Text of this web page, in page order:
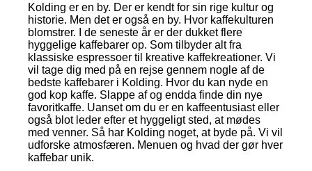
Kolding er en by. Der er kendt for sin rige kultur og
historie. Men det er også en by. Hvor kaffekulturen
blomstrer. I de seneste år er der dukket flere
hyggelige kaffebarer op. Som tilbyder alt fra
klassiske espressoer til kreative kaffekreationer. Vi
vil tage dig med på en rejse gennem nogle af de
bedste kaffebarer i Kolding. Hvor du kan nyde en
god kop kaffe. Slappe af og endda finde din nye
favoritkaffe. Uanset om du er en kaffeentusiast eller
også blot leder efter et hyggeligt sted, at mødes
med venner. Så har Kolding noget, at byde på. Vi vil
udforske atmosfæren. Menuen og hvad der gør hver
kaffebar unik.